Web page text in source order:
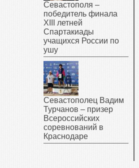
Севастополя –
победитель финала
XIII летней
Спартакиады
учащихся России по
ушу
Севастополец Вадим
Турчанов – призер
Всероссийских
соревнований в
Краснодаре